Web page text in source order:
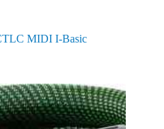
MIDI I-Basic